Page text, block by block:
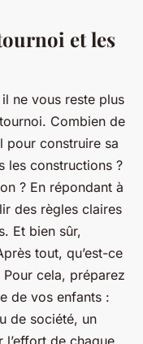
et les
ne vous reste plus
Combien de
pour construire sa
les constructions ?
? En répondant à
des règles claires
Et bien sûr,
tout, qu’est-ce
Pour cela, préparez
de vos enfants :
de société, un
de chaque